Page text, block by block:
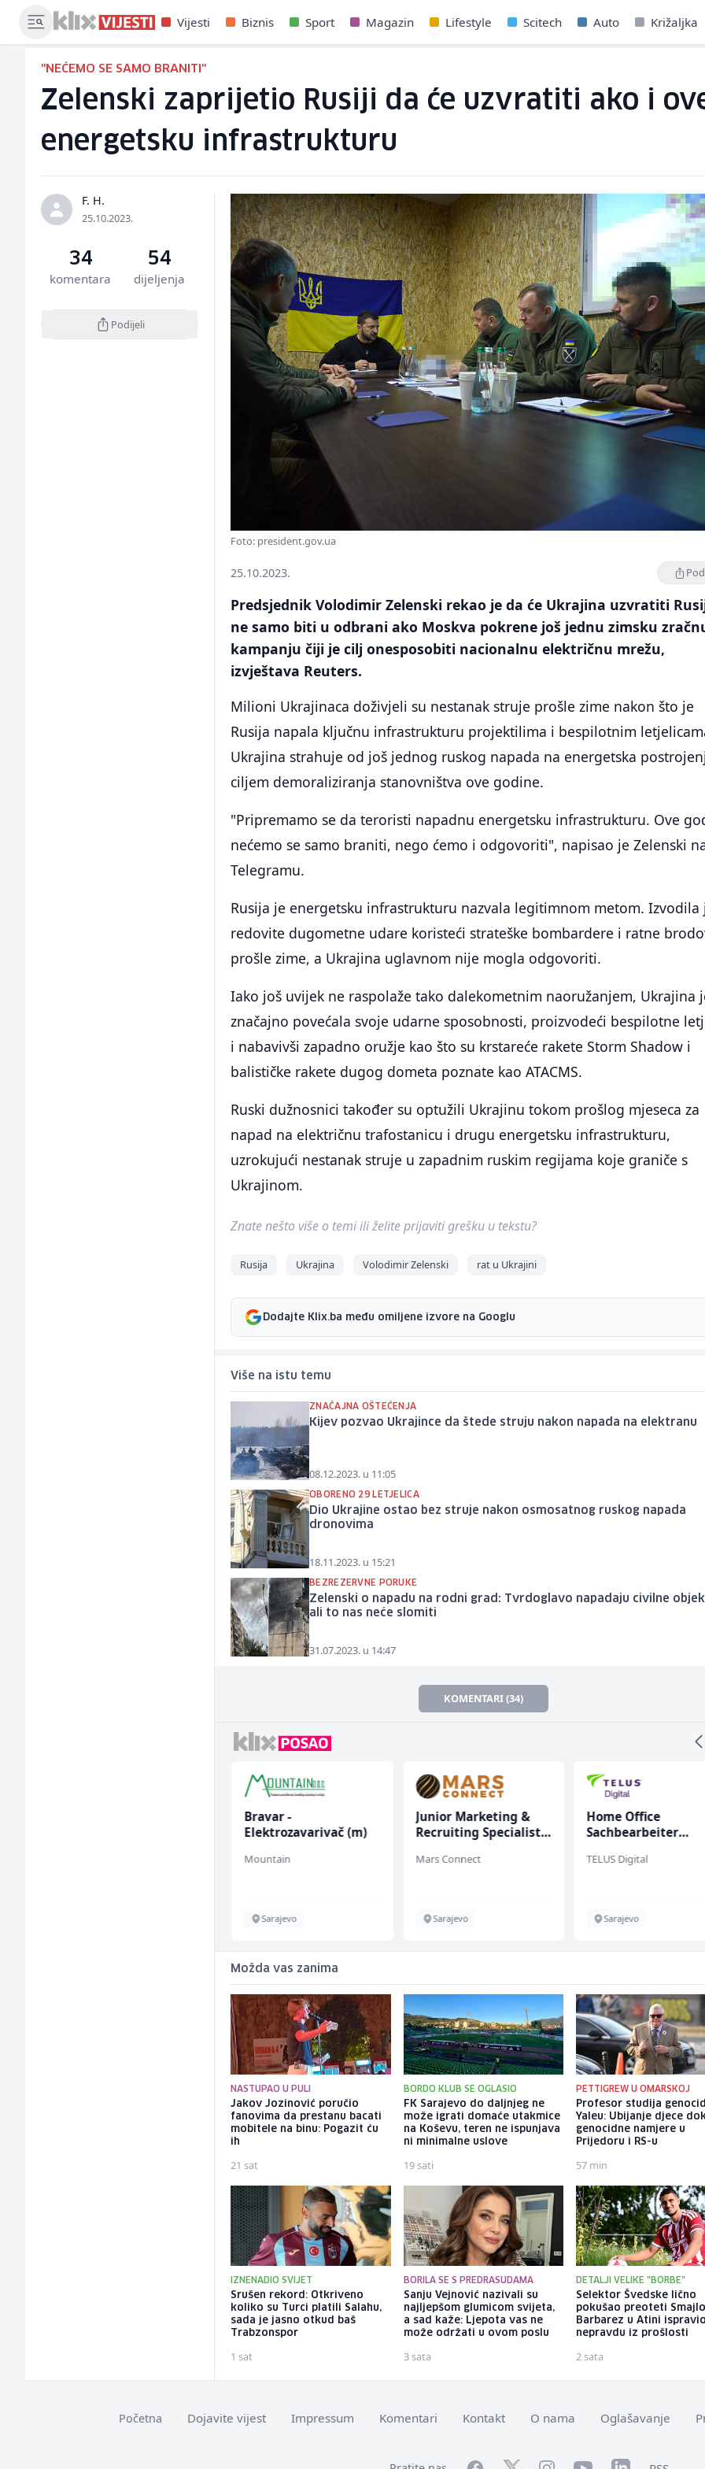
Vijesti Biznis Sport Magazin Lifestyle Scitech Auto Križaljka
"NEĆEMO SE SAMO BRANITI"
Zelenski zaprijetio Rusiji da će uzvratiti ako i
energetsku infrastrukturu
F. H.
25.10.2023.
34
komentara
54
dijeljenja
Podijeli
Foto: president.gov.ua
25.10.2023.
Predsjednik Volodimir Zelenski rekao je da će Ukrajina uzvratiti
ne samo biti u odbrani ako Moskva pokrene još jednu zimsku
kampanju čiji je cilj onesposobiti nacionalnu električnu mrežu,
izvještava Reuters.
Milioni Ukrajinaca doživjeli su nestanak struje prošle zime nakon što je
Rusija napala ključnu infrastrukturu projektilima i bespilotnim
Ukrajina strahuje od još jednog ruskog napada na energetska
ciljem demoraliziranja stanovništva ove godine.
"Pripremamo se da teroristi napadnu energetsku infrastrukturu. Ove
nećemo se samo braniti, nego ćemo i odgovoriti", napisao je Zelenski
Telegramu.
Rusija je energetsku infrastrukturu nazvala legitimnom metom. Izvodila
redovite dugometne udare koristeći strateške bombardere i ratne
prošle zime, a Ukrajina uglavnom nije mogla odgovoriti.
Iako još uvijek ne raspolaže tako dalekometnim naoružanjem, Ukrajina
značajno povećala svoje udarne sposobnosti, proizvodeći bespilotne
i nabavivši zapadno oružje kao što su krstareće rakete Storm Shadow i
balističke rakete dugog dometa poznate kao ATACMS.
Ruski dužnosnici također su optužili Ukrajinu tokom prošlog mjeseca za
napad na električnu trafostanicu i drugu energetsku infrastrukturu,
uzrokujući nestanak struje u zapadnim ruskim regijama koje graniče s
Ukrajinom.
Znate nešto više o temi ili želite prijaviti grešku u tekstu?
Rusija Ukrajina Volodimir Zelenski rat u Ukrajini
Dodajte Klix.ba među omiljene izvore na Googlu
Više na istu temu
ZNAČAJNA OŠTEĆENJA
Kijev pozvao Ukrajince da štede struju nakon napada na elektranu
08.12.2023. u 11:05
OBORENO 29 LETJELICA
Dio Ukrajine ostao bez struje nakon osmosatnog ruskog napada
dronovima
18.11.2023. u 15:21
BEZREZERVNE PORUKE
Zelenski o napadu na rodni grad: Tvrdoglavo napadaju civilne
ali to nas neće slomiti
31.07.2023. u 14:47
KOMENTARI (34)
Bravar -
Elektrozavarivač (m)
Mountain
Sarajevo
Junior Marketing &
Recruiting Specialist
Mars Connect
Sarajevo
Home Office
Sachbearbeiter
bekannten
TELUS Digital
Sarajevo
Možda vas zanima
NASTUPAO U PULI
Jakov Jozinović poručio
fanovima da prestanu bacati
mobitele na binu: Pogazit ću
ih
21 sat
BORDO KLUB SE OGLASIO
FK Sarajevo do daljnjeg ne
može igrati domaće utakmice
na Koševu, teren ne ispunjava
ni minimalne uslove
19 sati
PETTIGREW U OMARSKOJ
Profesor studija
Yaleu: Ubijanje djece
genocidne namjere u
Prijedoru i RS-u
57 min
IZNENADIO SVIJET
Srušen rekord: Otkriveno
koliko su Turci platili Salahu,
sada je jasno otkud baš
Trabzonspor
1 sat
BORILA SE S PREDRASUDAMA
Sanju Vejnović nazivali su
najljepšom glumicom svijeta,
a sad kaže: Ljepota vas ne
može održati u ovom poslu
3 sata
DETALJI VELIKE "BORBE"
Selektor Švedske lično
pokušao preoteti
Barbarez u Atini
nepravdu iz prošlosti
2 sata
Početna Dojavite vijest Impressum Komentari Kontakt O nama Oglašavanje